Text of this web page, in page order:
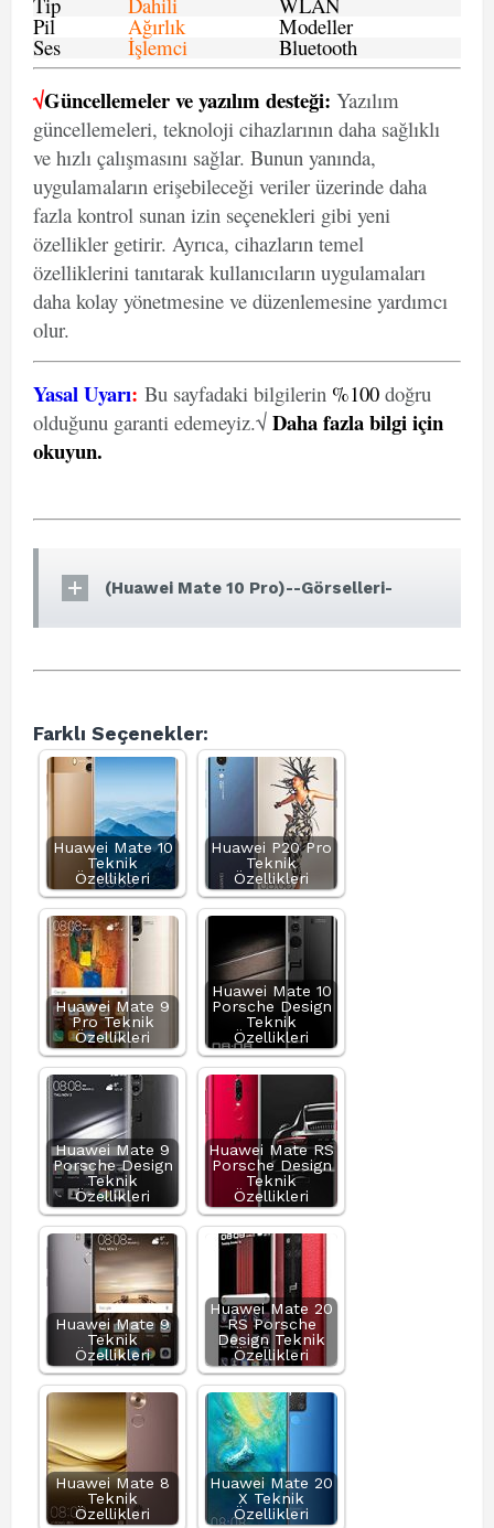
Pil Ağırlık Modeller
Ses İşlemci Bluetooth
√Güncellemeler ve yazılım desteği: Yazılım
güncellemeleri, teknoloji cihazlarının daha sağlıklı
ve hızlı çalışmasını sağlar. Bunun yanında,
uygulamaların erişebileceği veriler üzerinde daha
fazla kontrol sunan izin seçenekleri gibi yeni
özellikler getirir. Ayrıca, cihazların temel
özelliklerini tanıtarak kullanıcıların uygulamaları
daha kolay yönetmesine ve düzenlemesine yardımcı
olur.
Yasal Uyarı: Bu sayfadaki bilgilerin %100 doğru
olduğunu garanti edemeyiz.√ Daha fazla bilgi için
okuyun.
(Huawei Mate 10 Pro)--Görselleri-
Farklı Seçenekler:
Huawei Mate 10
Teknik
Özellikleri
Huawei P20 Pro
Teknik
Özellikleri
Huawei Mate 9
Pro Teknik
Özellikleri
Huawei Mate 10
Porsche Design
Teknik
Özellikleri
Huawei Mate 9
Porsche Design
Teknik
Özellikleri
Huawei Mate RS
Porsche Design
Teknik
Özellikleri
Huawei Mate 9
Teknik
Özellikleri
Huawei Mate 20
RS Porsche
Design Teknik
Özellikleri
Huawei Mate 8
Teknik
Özellikleri
Huawei Mate 20
X Teknik
Özellikleri